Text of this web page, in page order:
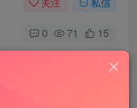
0 71 15